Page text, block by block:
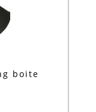
boite